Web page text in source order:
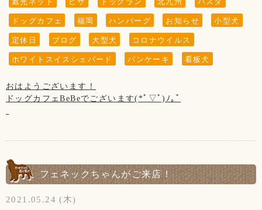
◆トリミングのみ(お預け、お迎え時)、テイクアウトのみの
ご利用のお客様は出来るだけお1人様でのご入店にご協力下さ
で、テラスは2組様まで)
コロナウイルス対策として時間短縮営業で11:00～19:00(L.O
18:00)とさせて頂きます。
※ドッグランのご利用は安全のため、日没までとさせて頂い
ております。
ドッグランはわんちゃんの遊ぶ所です。
お子様の遊ぶ所ではございません。
サッカー・キャッチボール・お子様だけの追いかけっこなど
はご遠慮頂きますようお願い致します。
保護者の方はわんちゃんだけでなく、お子様からも目を離さ
ないようにお願い致します。
【新型コロナウイルス感染防止対策について】
新型コロナウイルス感染防止対策を行っております。
外はご遠慮頂きます様お願い致します。
お客様同士(わんちゃんも含む)の距離ソーシャルディスタン
(↓こちらのお知らせは知らない方がまだいらっしゃいますの
※大変残念なお知らせですが、
2021年2月19日に13歳で虹の橋を渡りました。
sunちゃんを消すという事は出来ません。
大変申し訳ございません。ご了承くださいませ※
ドッグカフェ 福岡 ハンバーグ お知らせ 小型犬
定休日 ブログ 大型犬 コロナウイルス
ホワイトスイスシェパード パンケーキ 看板犬
おはようございます！
ドッグカフェBeBeでございます(*ﾟ▽ﾟ)ﾉ｡ﾟ
ランの遮光ネットが半分だったのを全部張りました！
遮光ネットの下だと結構涼しく感じます
ランでは遮光ネットの下で休憩しながら遊んで下さいね！
フェネックちゃんがご来店！
2021.05.24 (木)